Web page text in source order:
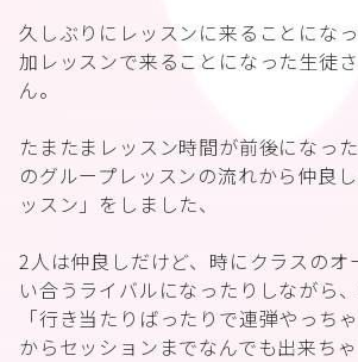
久しぶりにレッスンに来ることにな
加レッスンで来ることになった生徒
ん。
たまたまレッスン時間が前後になっ
のグループレッスンの流れから仲良
ッスン」をしました、
2人は仲良しだけど、時にクラスのオ
い合うライバルになったりしながら
「行き当たりばったりで連弾やっち
からセッションまでなんでも出来ちゃ